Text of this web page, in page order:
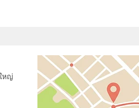
หญ่